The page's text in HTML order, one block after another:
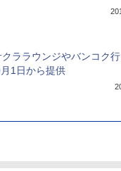
ララウンジやバンコク
1日から提供